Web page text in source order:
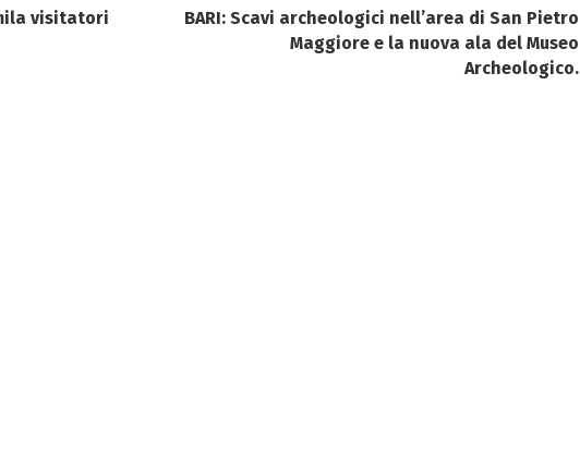
visitatori
BARI: Scavi archeologici nell’area di San Pietro
Maggiore e la nuova ala del Museo
Archeologico.